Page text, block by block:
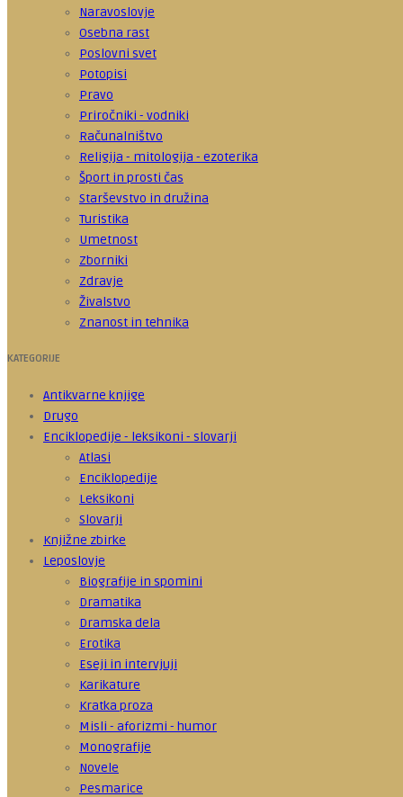
Naravoslovje
Osebna rast
Poslovni svet
Potopisi
Pravo
Priročniki - vodniki
Računalništvo
Religija - mitologija - ezoterika
Šport in prosti čas
Starševstvo in družina
Turistika
Umetnost
Zborniki
Zdravje
Živalstvo
Znanost in tehnika
KATEGORIJE
Antikvarne knjige
Drugo
Enciklopedije - leksikoni - slovarji
Atlasi
Enciklopedije
Leksikoni
Slovarji
Knjižne zbirke
Leposlovje
Biografije in spomini
Dramatika
Dramska dela
Erotika
Eseji in intervjuji
Karikature
Kratka proza
Misli - aforizmi - humor
Monografije
Novele
Pesmarice